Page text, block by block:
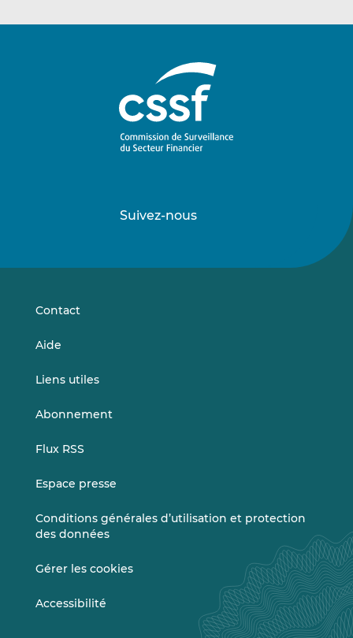
Suivez-nous
sursur
Contact
Aide
Liens utiles
Abonnement
Flux RSS
Espace presse
Conditions générales d’utilisation et protection
des données
Gérer les cookies
Accessibilité